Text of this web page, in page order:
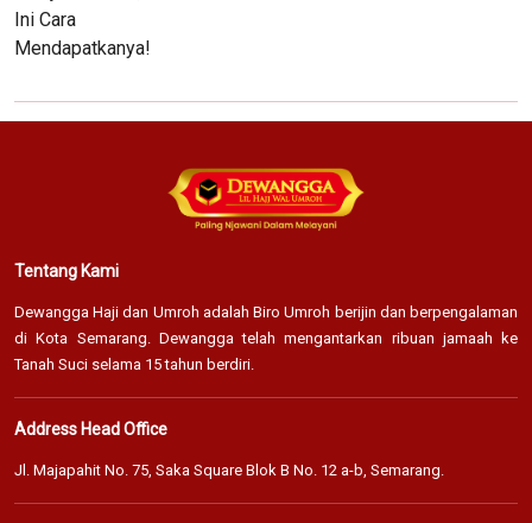
Tentang Kami
Dewangga Haji dan Umroh adalah Biro Umroh berijin dan berpengalaman
di Kota Semarang. Dewangga telah mengantarkan ribuan jamaah ke
Tanah Suci selama 15 tahun berdiri.
Address Head Office
Jl. Majapahit No. 75, Saka Square Blok B No. 12 a-b, Semarang.